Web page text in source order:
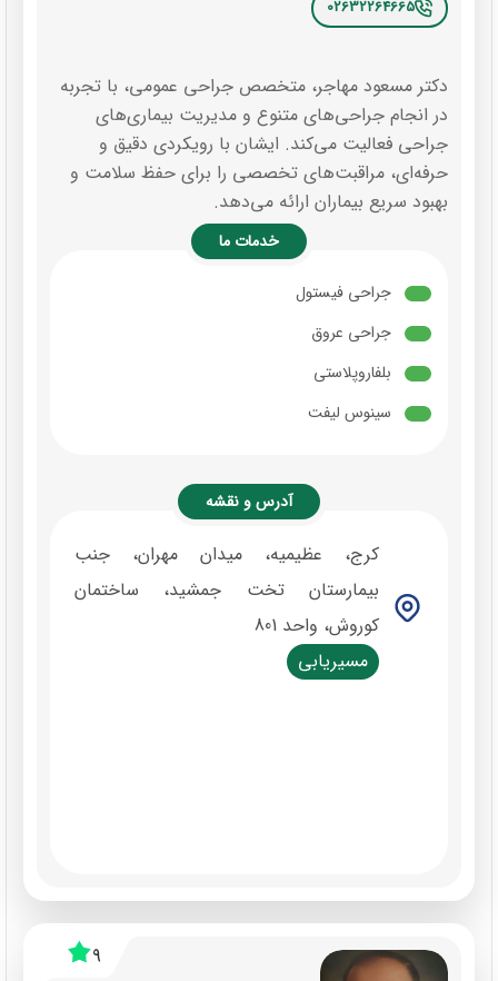
02632264665
دکتر مسعود مهاجر، متخصص جراحی عمومی، با تجربه
در انجام جراحی‌های متنوع و مدیریت بیماری‌های
جراحی فعالیت می‌کند. ایشان با رویکردی دقیق و
حرفه‌ای، مراقبت‌های تخصصی را برای حفظ سلامت و
بهبود سریع بیماران ارائه می‌دهد.
خدمات ما
جراحی فیستول
جراحی عروق
بلفاروپلاستی
سینوس لیفت
آدرس و نقشه
کرج، عظیمیه، میدان مهران، جنب
بیمارستان تخت جمشید، ساختمان
کوروش، واحد 801
مسیریابی
9